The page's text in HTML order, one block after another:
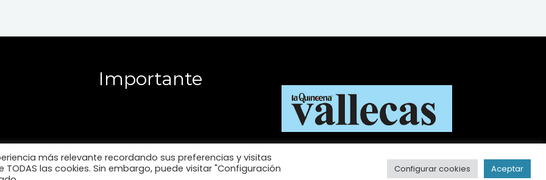
Importante
más relevante recordando sus preferencias y visitas
las cookies. Sin embargo, puede visitar "Configuración
Configurar cookies Aceptar